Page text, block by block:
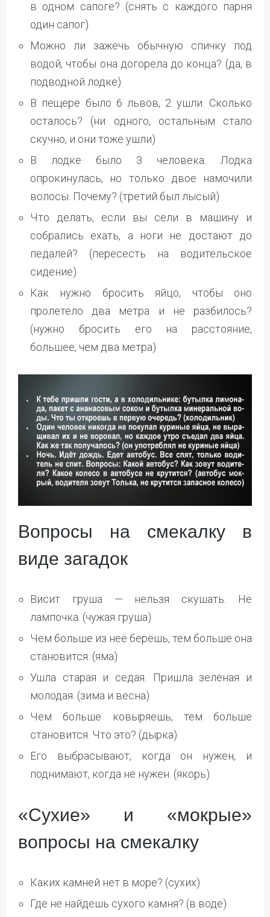
в одном сапоге? (снять с каждого парня
один сапог)
Можно ли зажечь обычную спичку под
водой, чтобы она догорела до конца? (да, в
подводной лодке)
В пещере было 6 львов, 2 ушли. Сколько
осталось? (ни одного, остальным стало
скучно, и они тоже ушли)
В лодке было 3 человека. Лодка
опрокинулась, но только двое намочили
волосы. Почему? (третий был лысый)
Что делать, если вы сели в машину и
собрались ехать, а ноги не достают до
педалей? (пересесть на водительское
сидение)
Как нужно бросить яйцо, чтобы оно
пролетело два метра и не разбилось?
(нужно бросить его на расстояние,
большее, чем два метра)
Вопросы на смекалку в
виде загадок
Висит груша — нельзя скушать. Не
лампочка. (чужая груша)
Чем больше из неё берёшь, тем больше она
становится. (яма)
Ушла старая и седая. Пришла зелёная и
молодая. (зима и весна)
Чем больше ковыряешь, тем больше
становится. Что это? (дырка)
Его выбрасывают, когда он нужен, и
поднимают, когда не нужен. (якорь)
«Сухие» и «мокрые»
вопросы на смекалку
Каких камней нет в море? (сухих)
Где не найдешь сухого камня? (в воде)